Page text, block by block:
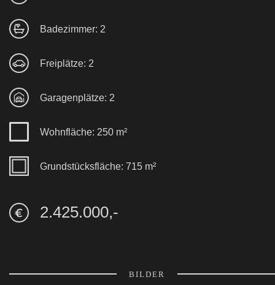
Badezimmer: 2
Freiplätze: 2
Garagenplätze: 2
Wohnfläche: 250 m²
Grundstücksfläche: 715 m²
2.425.000,-
BILDER